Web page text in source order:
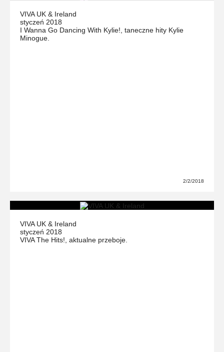
VIVA UK & Ireland
styczeń 2018
I Wanna Go Dancing With Kylie!, taneczne hity Kylie
Minogue.
2/2/2018
VIVA UK & Ireland
styczeń 2018
VIVA The Hits!, aktualne przeboje.